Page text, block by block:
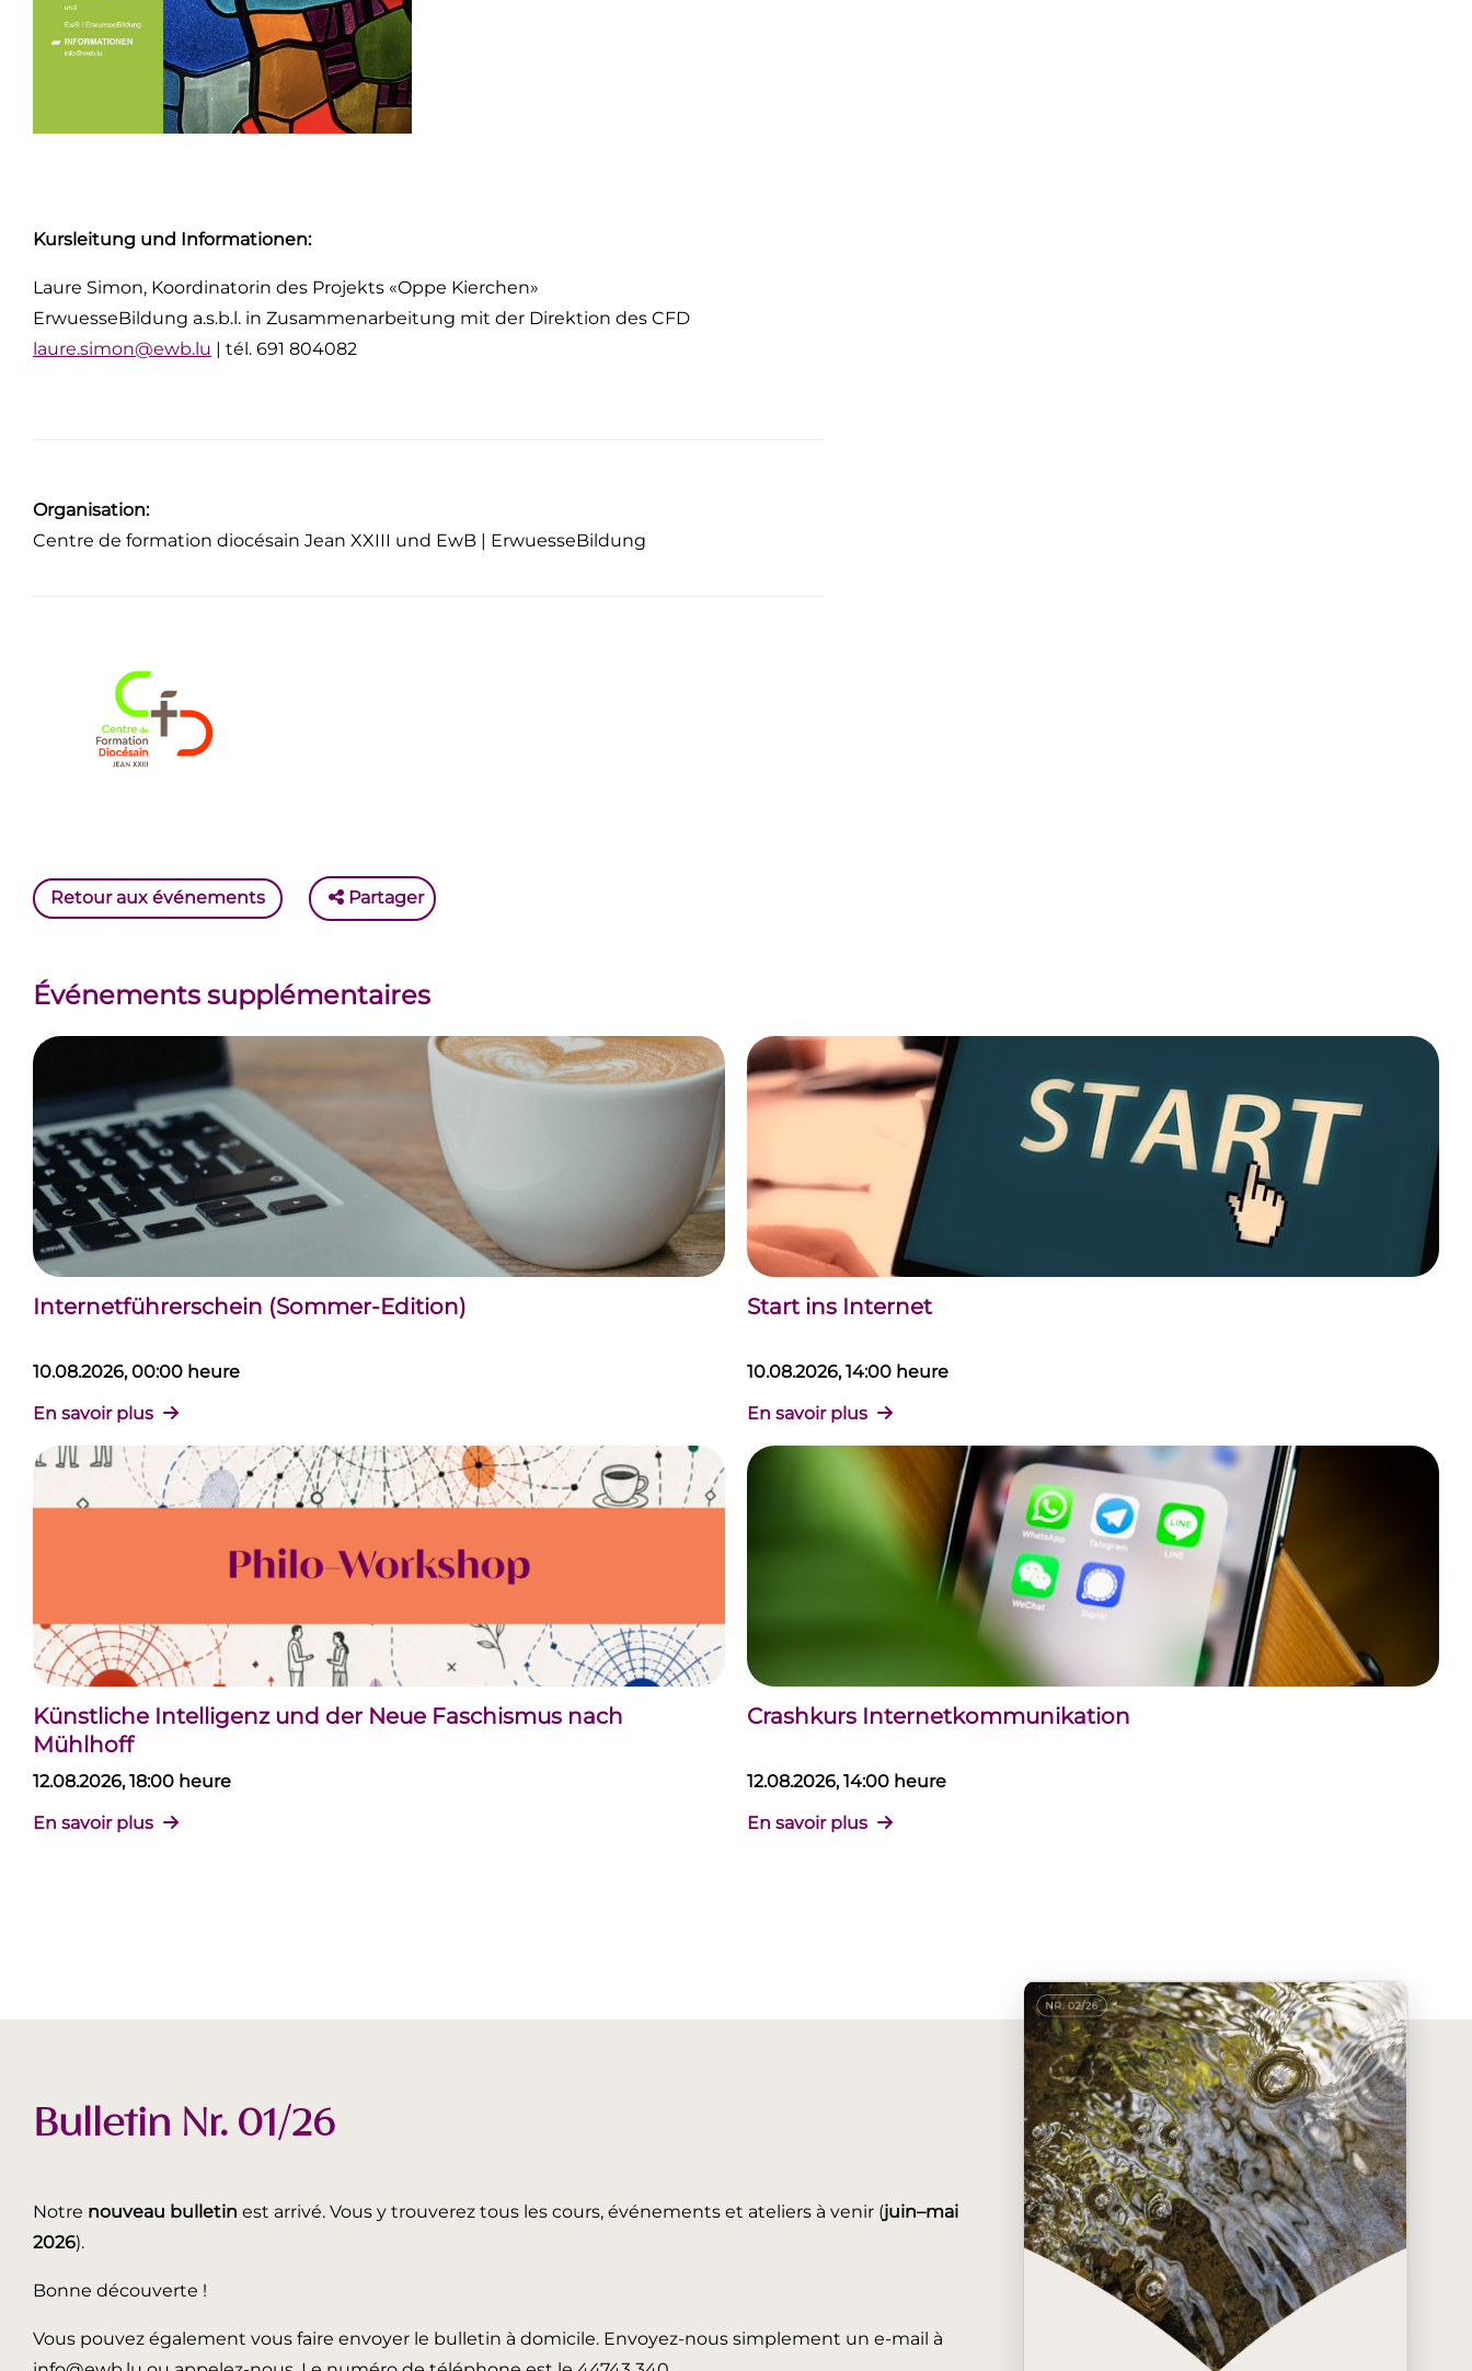
Kursleitung und Informationen:
Laure Simon, Koordinatorin des Projekts «Oppe Kierchen»
ErwuesseBildung a.s.b.l. in Zusammenarbeitung mit der Direktion des CFD
laure.simon@ewb.lu | tél. 691 804082
Organisation:
Centre de formation diocésain Jean XXIII und EwB | ErwuesseBildung
Retour aux événements Partager
Événements supplémentaires
Internetführerschein (Sommer-Edition)
10.08.2026, 00:00 heure
En savoir plus
Start ins Internet
10.08.2026, 14:00 heure
En savoir plus
Künstliche Intelligenz und der Neue Faschismus nach
Mühlhoff
12.08.2026, 18:00 heure
En savoir plus
Crashkurs Internetkommunikation
12.08.2026, 14:00 heure
En savoir plus
Bulletin Nr. 01/26
Notre nouveau bulletin est arrivé. Vous y trouverez tous les cours, événements et ateliers à venir (juin–mai
2026).
Bonne découverte !
Vous pouvez également vous faire envoyer le bulletin à domicile. Envoyez-nous simplement un e-mail à